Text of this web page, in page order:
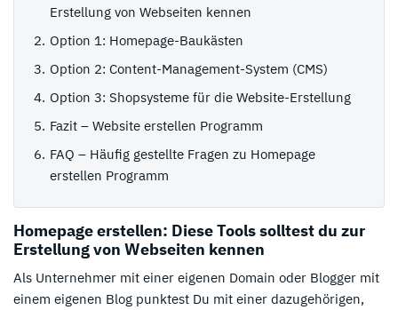
Erstellung von Webseiten kennen
Option 1: Homepage-Baukästen
Option 2: Content-Management-System (CMS)
Option 3: Shopsysteme für die Website-Erstellung
Fazit – Website erstellen Programm
FAQ – Häufig gestellte Fragen zu Homepage
erstellen Programm
Homepage erstellen: Diese Tools solltest du zur
Erstellung von Webseiten kennen
Als Unternehmer mit einer eigenen Domain oder Blogger mit
einem eigenen Blog punktest Du mit einer dazugehörigen,